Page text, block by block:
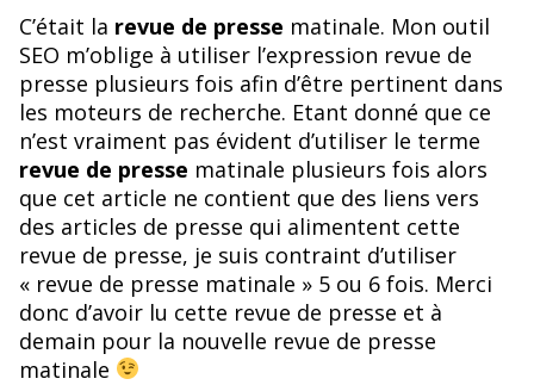
C’était la revue de presse matinale. Mon outil
SEO m’oblige à utiliser l’expression revue de
presse plusieurs fois afin d’être pertinent dans
les moteurs de recherche. Etant donné que ce
n’est vraiment pas évident d’utiliser le terme
revue de presse matinale plusieurs fois alors
que cet article ne contient que des liens vers
des articles de presse qui alimentent cette
revue de presse, je suis contraint d’utiliser
« revue de presse matinale » 5 ou 6 fois. Merci
donc d’avoir lu cette revue de presse et à
demain pour la nouvelle revue de presse
matinale